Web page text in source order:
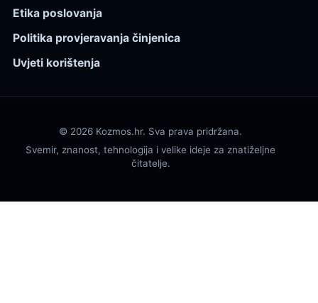
Etika poslovanja
Politika provjeravanja činjenica
Uvjeti korištenja
© 2026 Kozmos.hr. Sva prava pridržana.
Svemir, znanost, tehnologija i velike ideje za znatiželjne
čitatelje.